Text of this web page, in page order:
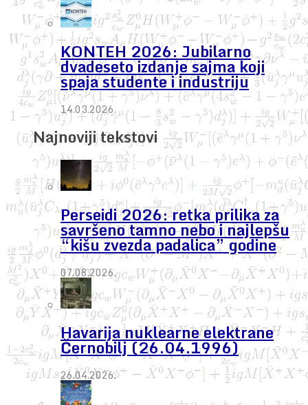
KONTEH 2026: Jubilarno
dvadeseto izdanje sajma koji
spaja studente i industriju
14.03.2026.
Najnoviji tekstovi
Perseidi 2026: retka prilika za
savršeno tamno nebo i najlepšu
“kišu zvezda padalica” godine
07.08.2026.
Havarija nuklearne elektrane
Černobilj (26.04.1996)
26.04.2026.